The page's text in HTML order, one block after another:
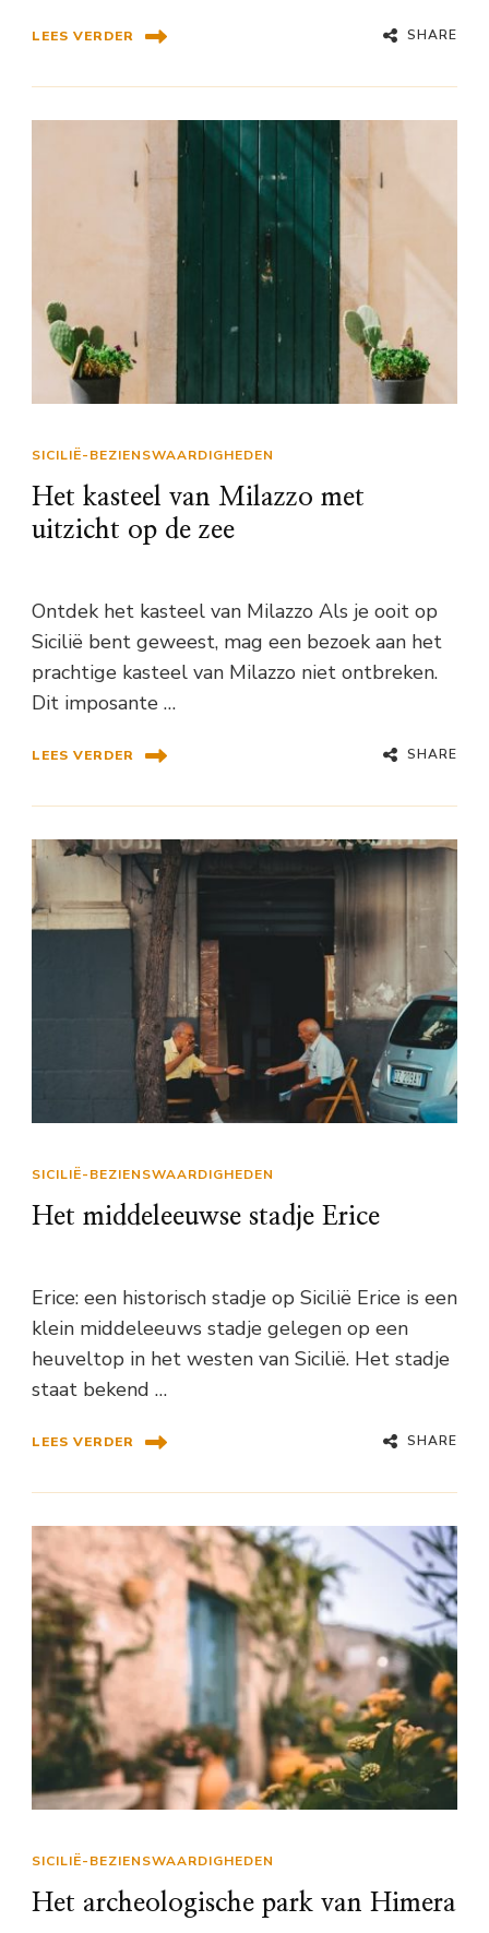
LEES VERDER SHARE
SICILIË-BEZIENSWAARDIGHEDEN
Het kasteel van Milazzo met
uitzicht op de zee
Ontdek het kasteel van Milazzo Als je ooit op
Sicilië bent geweest, mag een bezoek aan het
prachtige kasteel van Milazzo niet ontbreken.
Dit imposante …
LEES VERDER SHARE
SICILIË-BEZIENSWAARDIGHEDEN
Het middeleeuwse stadje Erice
Erice: een historisch stadje op Sicilië Erice is een
klein middeleeuws stadje gelegen op een
heuveltop in het westen van Sicilië. Het stadje
staat bekend …
LEES VERDER SHARE
SICILIË-BEZIENSWAARDIGHEDEN
Het archeologische park van Himera